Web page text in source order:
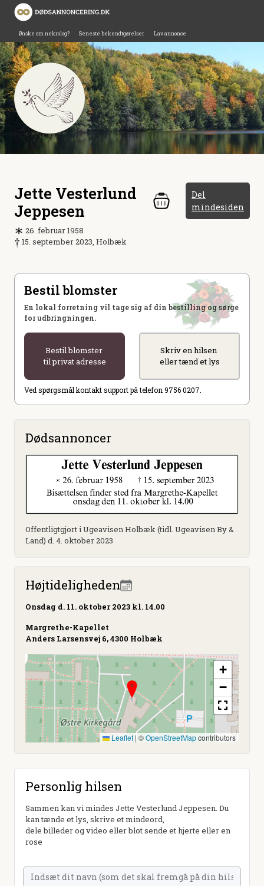
Ønske om nekrolog? Seneste bekendtgørelser Lav annonce
Jette Vesterlund
Jeppesen
Del
mindesiden
26. februar 1958
15. september 2023, Holbæk
Bestil blomster
En lokal forretning vil tage sig af din bestilling og sørge
for udbringningen.
Bestil blomster
til privat adresse
Skriv en hilsen
eller tænd et lys
Ved spørgsmål kontakt support på telefon 9756 0207.
Dødsannoncer
Offentligtgjort i Ugeavisen Holbæk (tidl. Ugeavisen By &
Land) d. 4. oktober 2023
Højtideligheden
Onsdag d. 11. oktober 2023 kl. 14.00
Margrethe-Kapellet
Anders Larsensvej 6, 4300 Holbæk
+
−
Leaflet | ©OpenStreetMapcontributors
Personlig hilsen
Sammen kan vi mindes Jette Vesterlund Jeppesen. Du
kan tænde et lys, skrive et mindeord,
dele billeder og video eller blot sende et hjerte eller en
rose